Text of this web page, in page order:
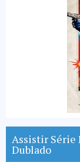
Assistir Série
Dublado